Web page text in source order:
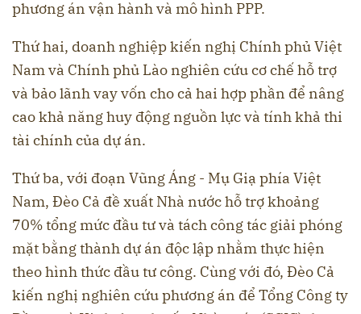
phương án vận hành và mô hình PPP.
Thứ hai, doanh nghiệp kiến nghị Chính phủ Việt
Nam và Chính phủ Lào nghiên cứu cơ chế hỗ trợ
và bảo lãnh vay vốn cho cả hai hợp phần để nâng
cao khả năng huy động nguồn lực và tính khả thi
tài chính của dự án.
Thứ ba, với đoạn Vũng Áng - Mụ Giạ phía Việt
Nam, Đèo Cả đề xuất Nhà nước hỗ trợ khoảng
70% tổng mức đầu tư và tách công tác giải phóng
mặt bằng thành dự án độc lập nhằm thực hiện
theo hình thức đầu tư công. Cùng với đó, Đèo Cả
kiến nghị nghiên cứu phương án để Tổng Công ty